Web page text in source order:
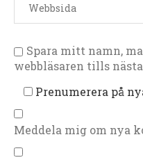
Spara mitt namn,
webbläsaren tills
Prenumerera på
Meddela mig om nya